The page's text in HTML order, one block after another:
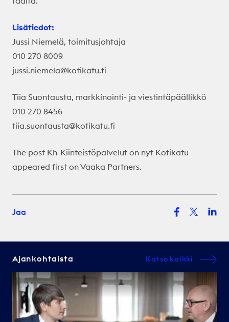
Lisätiedot:
Jussi Niemelä, toimitusjohtaja
010 270 8009
jussi.niemela@kotikatu.fi
Tiia Suontausta, markkinointi- ja viestintäpäällikkö
010 270 8456
tiia.suontausta@kotikatu.fi
The post Kh-Kiinteistöpalvelut on nyt Kotikatu
appeared first onVaaka Partners.
Jaa
Ajankohtaista Katso kaikki